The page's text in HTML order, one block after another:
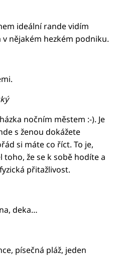
ideální rande vidím
nějakém hezkém podniku.
nočním městem :-). Je
s ženou dokážete
si máte co říct. To je,
toho, že se k sobě hodíte a
přitažlivost.
deka…
písečná pláž, jeden